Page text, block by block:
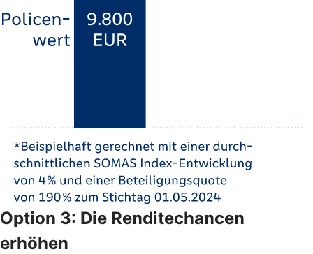
Option 3: Die Renditechancen
erhöhen